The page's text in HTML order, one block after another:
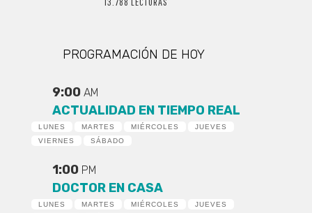
PROGRAMACIÓN DE HOY
9:00 AM
ACTUALIDAD EN TIEMPO REAL
LUNES MARTES MIÉRCOLES
JUEVES
VIERNES
SÁBADO
1:00 PM
DOCTOR EN CASA
LUNES MARTES MIÉRCOLES
JUEVES